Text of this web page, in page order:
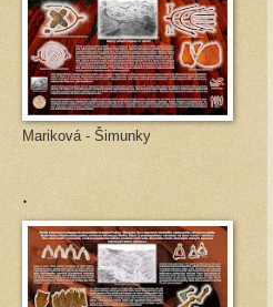
Mariková - Šimunky
.